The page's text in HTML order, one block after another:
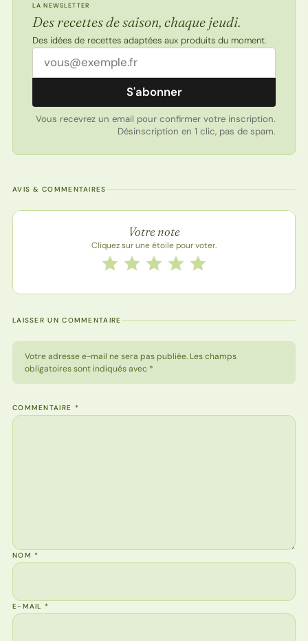
LA NEWSLETTER
Des recettes de saison, chaque jeudi.
Des idées de recettes adaptées aux produits du moment.
Adresse email
S'abonner
Vous recevrez un email pour confirmer votre inscription.
Désinscription en 1 clic, pas de spam.
AVIS & COMMENTAIRES
Note de la recette
Votre note
Cliquez sur une étoile pour voter.
Notez cette recette de 1 à 5 étoiles
5 étoiles
4 étoiles
3 étoiles
2 étoiles
1 étoile
LAISSER UN COMMENTAIRE
Votre adresse e-mail ne sera pas publiée. Les champs
obligatoires sont indiqués avec *
COMMENTAIRE *
NOM*
E-MAIL*